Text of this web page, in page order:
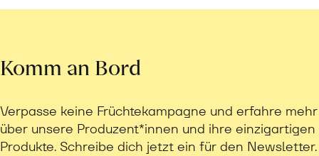
Komm an Bord
Verpasse keine Früchtekampagne und erfahre mehr
über unsere Produzent*innen und ihre einzigartigen
Produkte. Schreibe dich jetzt ein für den Newsletter.